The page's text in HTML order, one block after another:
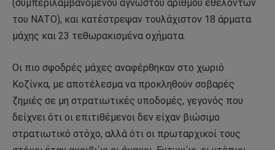
(συμπεριλαμβανομένου άγνωστου αριθμού εθελοντών
του ΝΑΤΟ), και κατέστρεψαν τουλάχιστον 18 άρματα
μάχης και 23 τεθωρακισμένα οχήματα.
Οι πιο σφοδρές μάχες αναφέρθηκαν στο χωριό
Κοζίνκα, με αποτέλεσμα να προκληθούν σοβαρές
ζημιές σε μη στρατιωτικές υποδομές, γεγονός που
δείχνει ότι οι επιτιθέμενοι δεν είχαν βιώσιμο
στρατιωτικό στόχο, αλλά ότι οι πρωταρχικοί τους